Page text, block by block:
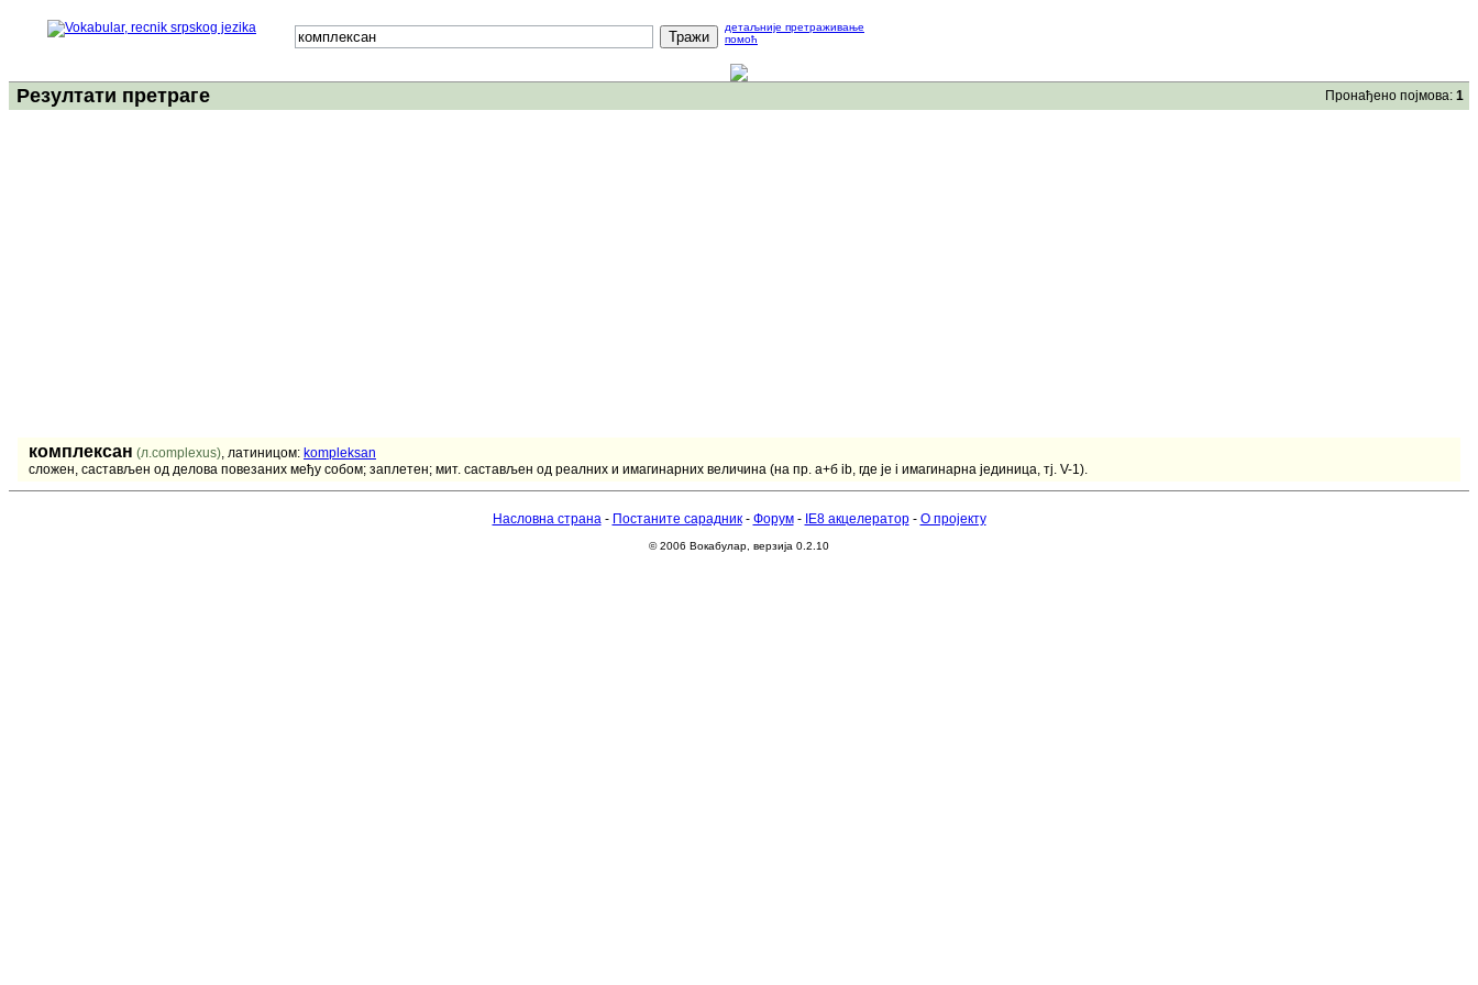
детаљније претраживање
помоћ
Резултати претраге Пронађено појмова: 1
комплексан (л.complexus), латиницом: kompleksan
сложен, састављен од делова повезаних међу собом; заплетен; мит. састављен од реалних и имагинарних величина (на пр. а+б ib, где је i имагинарна јединица, тј. V-1).
Насловна страна- Постаните сарадник- Форум- IE8 акцелератор- О пројекту
© 2006 Вокабулар, верзија 0.2.10